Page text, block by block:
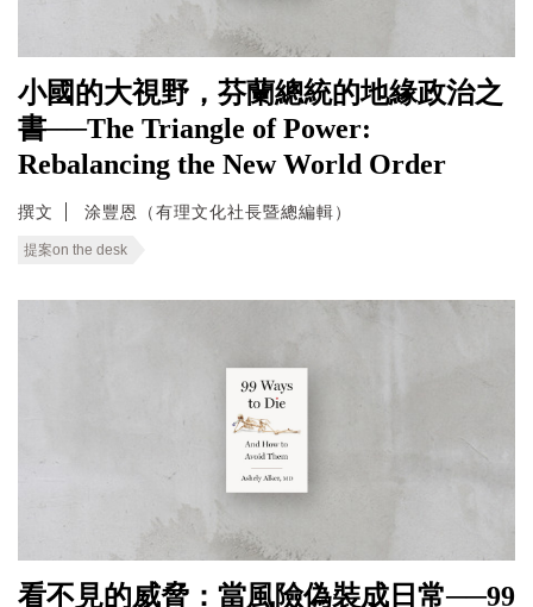
小國的大視野，芬蘭總統的地緣政治之
書──The Triangle of Power:
Rebalancing the New World Order
撰文 涂豐恩（有理文化社長暨總編輯）
提案on the desk
看不見的威脅：當風險偽裝成日常──99